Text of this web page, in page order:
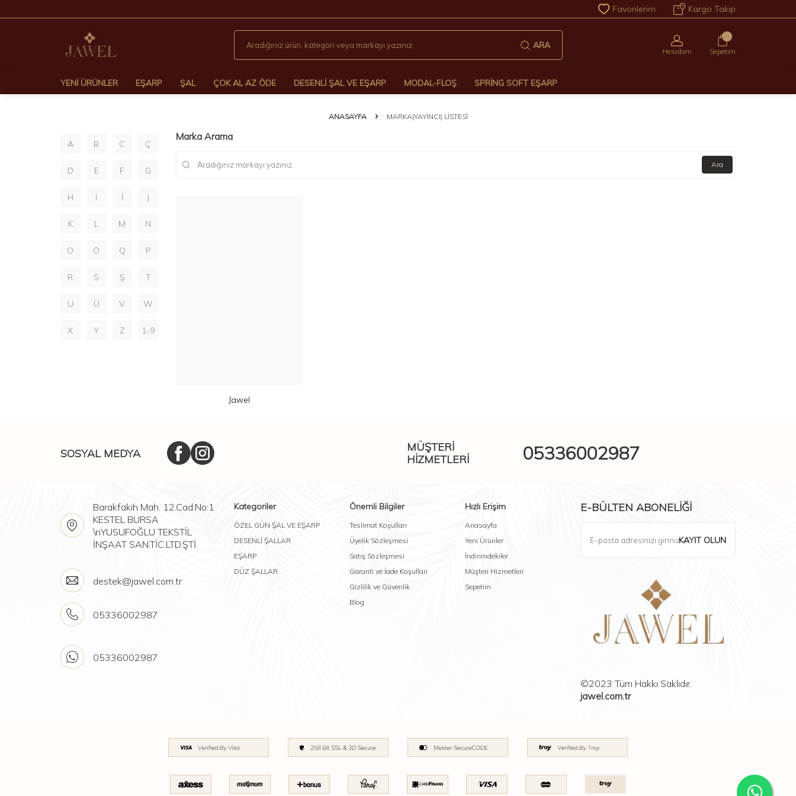
Favorilerim Kargo Takip
ARA
Hesabım Sepetim
YENI ÜRÜNLER EŞARP ŞAL ÇOK AL AZ ÖDE DESENLI ŞAL VE EŞARP MODAL-FLOŞ SPRING SOFT EŞARP
ANASAYFA MARKA(YAYINCI) LISTESI
A B C Ç
D E F G
H I İ J
K L M N
O Ö Q P
R S Ş T
U Ü V W
X Y Z 1-9
Marka Arama
Ara
Jawel
SOSYAL MEDYA
MÜŞTERI
HIZMETLERI
05336002987
Barakfakih Mah. 12.Cad.No:1
KESTEL BURSA
\nYUSUFOĞLU TEKSTİL
İNŞAAT SAN.TİC.LTD.ŞTİ.
destek@jawel.com.tr
05336002987
05336002987
Kategoriler
ÖZEL GÜN ŞAL VE EŞARP
DESENLİ ŞALLAR
EŞARP
DÜZ ŞALLAR
Önemli Bilgiler
Teslimat Koşulları
Üyelik Sözleşmesi
Satış Sözleşmesi
Garanti ve İade Koşulları
Gizlilik ve Güvenlik
Blog
Hızlı Erişim
Anasayfa
Yeni Ürünler
İndirimdekiler
Müşteri Hizmetleri
Sepetim
E-BÜLTEN ABONELIĞI
KAYIT OLUN
©2023 Tüm Hakkı Saklıdır.
jawel.com.tr